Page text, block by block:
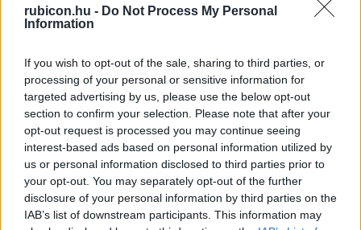
rubicon.hu - Do Not Process My Personal
Information
If you wish to opt-out of the sale, sharing to third parties, or
processing of your personal or sensitive information for
targeted advertising by us, please use the below opt-out
section to confirm your selection. Please note that after your
opt-out request is processed you may continue seeing
interest-based ads based on personal information utilized by
us or personal information disclosed to third parties prior to
your opt-out. You may separately opt-out of the further
disclosure of your personal information by third parties on the
IAB’s list of downstream participants. This information may
A legújabb Rubicon-lapszámok
Több mint 370 korábbi lapszámunk
tartalma
Rubicon Online rovatok cikkei
Hirdetésmentes olvasó felület
Kedvenc cikkek elmentése, könyvjelzők
Az első hónap csak 200 Ft-ba kerül. Próbálja